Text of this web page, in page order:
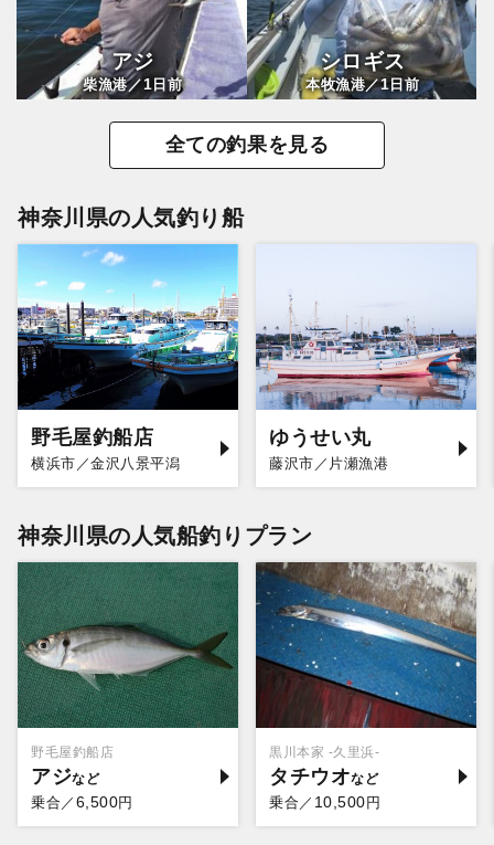
アジ
柴漁港／ 1日前
シロギス
本牧漁港／1日前
全ての釣果を見る
神奈川県の人気釣り船
野毛屋釣船店
横浜市／金沢八景平潟
ゆうせい丸
藤沢市／片瀬漁港
神奈川県の人気船釣りプラン
野毛屋釣船店
アジ
乗合／ 6,500円
黒川本家 -久里浜-
タチウオ
乗合／ 10,500円